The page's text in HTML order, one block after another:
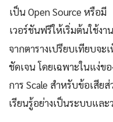
เป็น Open Source หรือมี
เวอร์ชันฟรีให้เริ่มต้นใช้งาน
จากตารางเปรียบเทียบจะ
ชัดเจน โดยเฉพาะในแง่ข
การ Scale สำหรับข้อเสีย
เรียนรู้อย่างเป็นระบบแล